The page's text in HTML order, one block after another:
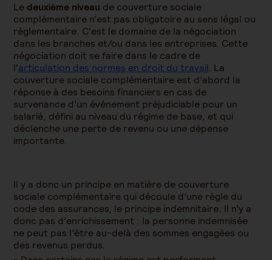
Le deuxième niveau de couverture sociale
complémentaire n’est pas obligatoire au sens légal ou
réglementaire. C’est le domaine de la négociation
dans les branches et/ou dans les entreprises. Cette
négociation doit se faire dans le cadre de
l'articulation des normes en droit du travail. La
couverture sociale complémentaire est d’abord la
réponse à des besoins financiers en cas de
survenance d’un événement préjudiciable pour un
salarié, défini au niveau du régime de base, et qui
déclenche une perte de revenu ou une dépense
importante.
Il y a donc un principe en matière de couverture
sociale complémentaire qui découle d’une règle du
code des assurances, le principe indemnitaire. Il n’y a
donc pas d’enrichissement : la personne indemnisée
ne peut pas l’être au-delà des sommes engagées ou
des revenus perdus.